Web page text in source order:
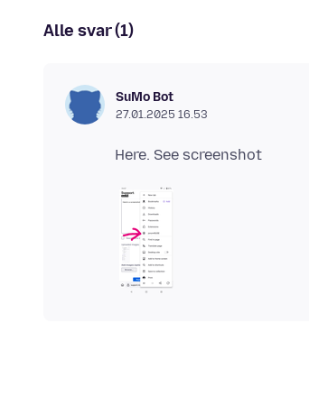
Alle svar (1)
SuMo Bot
27.01.2025 16.53